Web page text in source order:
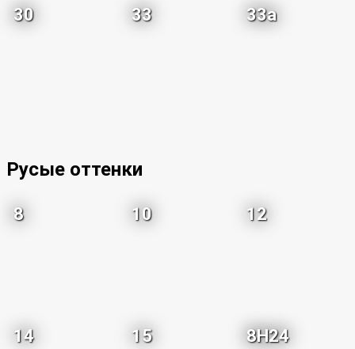
30 33 33a
Русые оттенки
8 10 12
14 15 8H24